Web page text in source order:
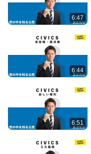
6:47
6:44
6:51